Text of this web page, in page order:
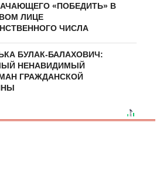
«ПОБЕДИТЬ» В
ЛИЦЕ
ЧИСЛА
БУЛАК-БАЛАХОВИЧ:
НЕНАВИДИМЫЙ
ГРАЖДАНСКОЙ